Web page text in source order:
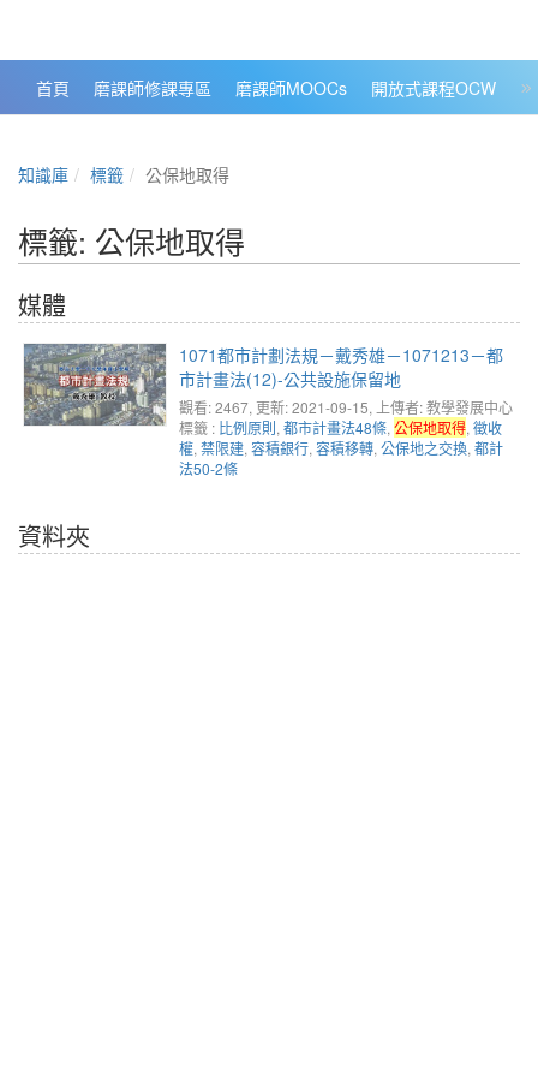
首頁 磨課師修課專區 磨課師MOOCs 開放式課程OCW
知識庫 標籤 公保地取得
標籤: 公保地取得
媒體
1071都市計劃法規－戴秀雄－1071213－都
市計畫法(12)-公共設施保留地
觀看: 2467, 更新: 2021-09-15, 上傳者: 教學發展中心
標籤 : 比例原則, 都市計畫法48條, 公保地取得, 徵收
權, 禁限建, 容積銀行, 容積移轉, 公保地之交換, 都計
法50-2條
資料夾